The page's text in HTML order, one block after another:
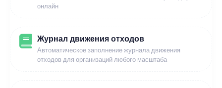
онлайн
Журнал движения отходов
Автоматическое заполнение журнала движения
отходов для организаций любого масштаба